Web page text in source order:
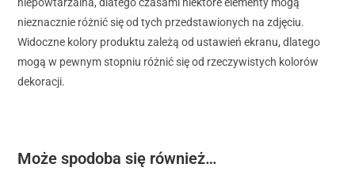
nieznacznie różnić się od tych przedstawionych na zdjęciu.
Widoczne kolory produktu zależą od ustawień ekranu, dlatego
mogą w pewnym stopniu różnić się od rzeczywistych kolorów
dekoracji.
Może spodoba się również…